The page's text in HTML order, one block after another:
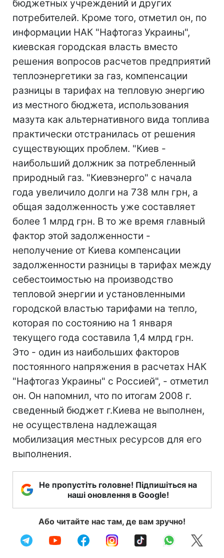
бюджетных учреждений и других
потребителей. Кроме того, отметил он, по
информации НАК "Нафтогаз Украины",
киевская городская власть вместо
решения вопросов расчетов предприятий
теплоэнергетики за газ, компенсации
разницы в тарифах на тепловую энергию
из местного бюджета, использования
мазута как альтернативного вида топлива
практически отстранилась от решения
существующих проблем. "Киев -
наибольший должник за потребленный
природный газ. "Киевэнерго" с начала
года увеличило долги на 738 млн грн, а
общая задолженность уже составляет
более 1 млрд грн. В то же время главный
фактор этой задолженности -
неполучение от Киева компенсации
задолженности разницы в тарифах между
себестоимостью на производство
тепловой энергии и установленными
городской властью тарифами на тепло,
которая по состоянию на 1 января
текущего года составила 1,4 млрд грн.
Это - один из наибольших факторов
постоянного напряжения в расчетах НАК
"Нафтогаз Украины" с Россией", - отметил
он. Он напомнил, что по итогам 2008 г.
сведенный бюджет г.Киева не выполнен,
не осуществлена надлежащая
мобилизация местных ресурсов для его
выполнения.
Не пропустіть головне! Підпишіться на
наші оновлення в Google!
Або читайте нас там, де вам зручно!